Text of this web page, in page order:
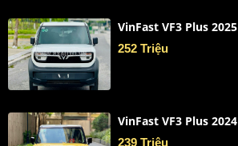
VinFast VF3 Plus 2025
252 Triệu
VinFast VF3 Plus 2024
239 Triệu